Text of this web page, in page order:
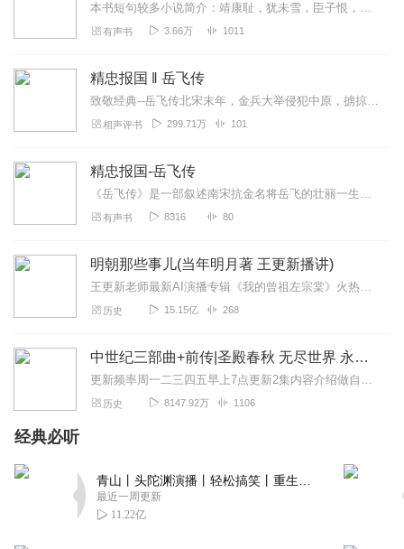
这么好的历史题材的故事，非常的棒，主播演播也很到位，
喜欢！！！历史英雄题材是永远的热门！！！
苏冽丶
主播声音好听独特，辨识度高，人物塑造形象生动，故事演
2022-06-22
丁无雨
2022-06-24
清风王牌
听。一开口就知道是老说书人了，幸运地发现了一名宝藏主
播，真是太好了。祝主播专辑大火～
2022-06-24
围炉捧酒夜听雪
这是我最佩服的一位前辈了，讲的是真好啊！期待着您多多
更新，我们好向您学习。
2022-06-24
本书短句较多小说简介：靖康耻，犹未雪，臣子恨，何时灭?狼烟烽火并起，天下波谲动荡，就连江湖也是血雨腥风，是仗剑行侠拯救苍生，还是为报仇雪恨不惜出卖灵魂，一错再错...
有声书 3.66万 1011
精忠报国 ‖ 岳飞传
致敬经典--岳飞传北宋末年，金兵大举侵犯中原，掳掠了北宋徽宗、钦宗二帝，社会动荡不安，朝廷只得偏安江南，拥戴赵构（高宗）为帝。中原汤阴人氏岳飞精忠报国，在民间招...
相声评书 299.71万 101
精忠报国-岳飞传
《岳飞传》是一部叙述南宋抗金名将岳飞的壮丽一生的传奇小说，是古代英雄传奇小说中的经典作品之一。本书通过描写许多相互连接的小故事，生动地展现了两宋之际中原民众英勇...
有声书 8316 80
明朝那些事儿(当年明月著 王更新播讲)
王更新老师最新AI演播专辑《我的曾祖左宗棠》火热更新中！从曾孙视角看帝国脊梁左宗棠的B面人生！【大咖推荐】明月的写作不仅笔锋活泼幽默，而且加进了自己的感悟，这就...
历史 15.15亿 268
中世纪三部曲+前传|圣殿春秋 无尽世界 永恒火焰 暗夜与黎明|惠天言亮解读版
更新频率周一二三四五早上7点更新2集内容介绍做自己喜欢的事，直到世界为你改变。言亮、惠天，为你解读世界级畅销IP--肯·福莱特《中世纪三部曲》+前传《暗夜与...
历史 8147.92万 1106
经典必听
最近一周更新
11.22亿